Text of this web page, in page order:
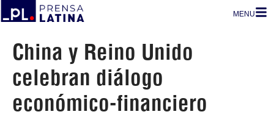
MENU
China y Reino Unido
celebran diálogo
económico-financiero